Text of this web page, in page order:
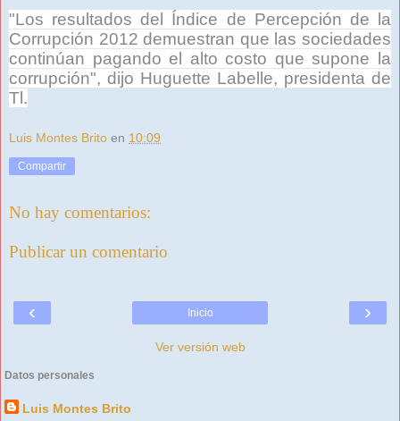
"Los resultados del Índice de Percepción de la
Corrupción 2012 demuestran que las sociedades
continúan pagando el alto costo que supone la
corrupción", dijo Huguette Labelle, presidenta de
Tl.
Luis Montes Brito en 10:09
Compartir
No hay comentarios:
Publicar un comentario
‹ ›
Inicio
Ver versión web
Datos personales
Luis Montes Brito